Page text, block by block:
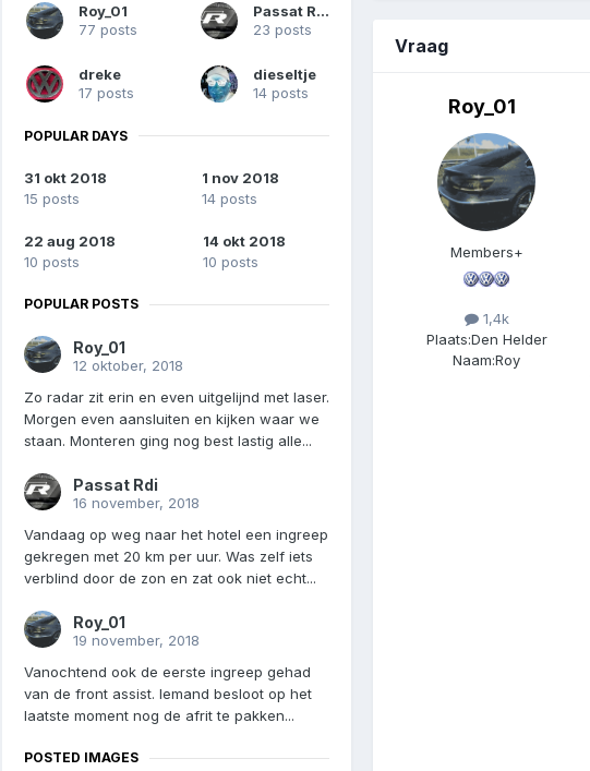
Roy_01
77 posts
Passat Rdi
23 posts
dreke
17 posts
dieseltje
14 posts
POPULAR DAYS
31 okt 2018
15 posts
1 nov 2018
14 posts
22 aug 2018
10 posts
14 okt 2018
10 posts
POPULAR POSTS
Roy_01
12 oktober, 2018
Zo radar zit erin en even uitgelijnd met laser.
Morgen even aansluiten en kijken waar we
staan. Monteren ging nog best lastig alle...
Passat Rdi
16 november, 2018
Vandaag op weg naar het hotel een ingreep
gekregen met 20 km per uur. Was zelf iets
verblind door de zon en zat ook niet echt...
Roy_01
19 november, 2018
Vanochtend ook de eerste ingreep gehad
van de front assist. Iemand besloot op het
laatste moment nog de afrit te pakken...
POSTED IMAGES
Vraag
Roy_01
Members+
1,4k
Plaats:Den Helder
Naam:Roy